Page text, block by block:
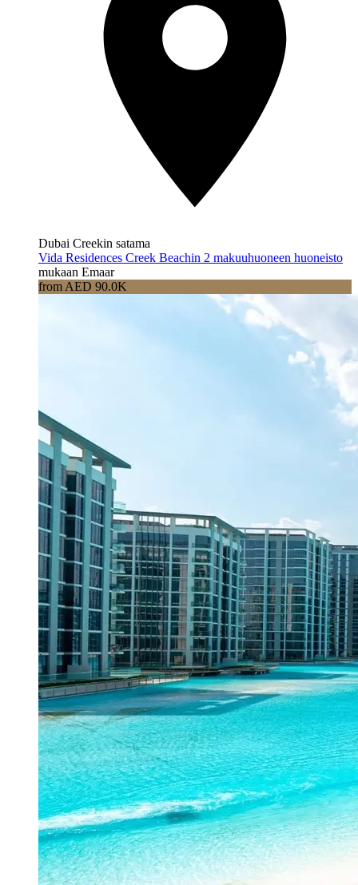
Dubai Creekin satama
Vida Residences Creek Beachin 2 makuuhuoneen huoneisto
mukaan Emaar
from AED 90.0K